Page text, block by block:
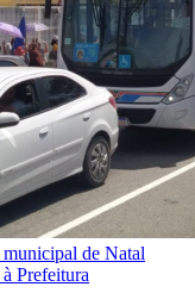
de Natal
Prefeitura